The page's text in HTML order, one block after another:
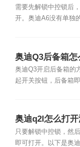
需要先解锁中控锁后
开。奥迪A6没有单独
奥迪Q3后备箱怎
奥迪Q3开启后备箱的
起开关按钮，后备箱
奥迪q2l怎么打开
只要解锁中控锁，然
即可打开。以下是奥迪